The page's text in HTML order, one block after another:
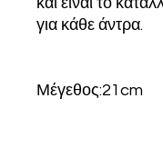
για κάθε άντρα.
Μέγεθος:21cm